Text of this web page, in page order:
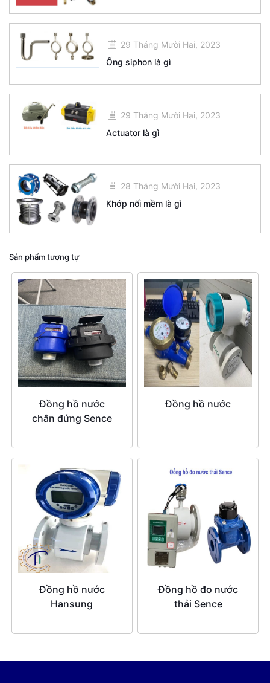
29 Tháng Mười Hai, 2023
Ống siphon là gì
29 Tháng Mười Hai, 2023
Actuator là gì
28 Tháng Mười Hai, 2023
Khớp nối mềm là gì
Sản phẩm tương tự
Đồng hồ nước
chân đứng Sence
Đồng hồ nước
Đồng hồ nước
Hansung
Đồng hồ đo nước
thải Sence